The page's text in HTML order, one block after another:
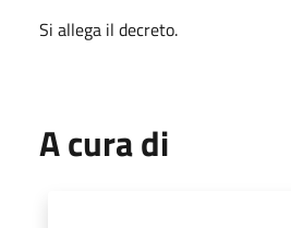
Si allega il decreto.
A cura di